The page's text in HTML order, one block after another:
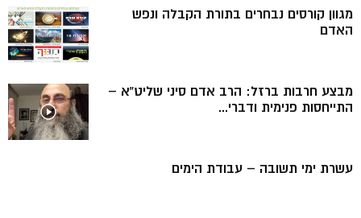
מגוון קורסים נבחרים בתורת הקבלה ונפש
האדם
מבצע חרבות ברזל: הרב אדם סיני שליט”א –
התייחסות פנימית ודברי...
עשרת ימי תשובה – עבודת הימים